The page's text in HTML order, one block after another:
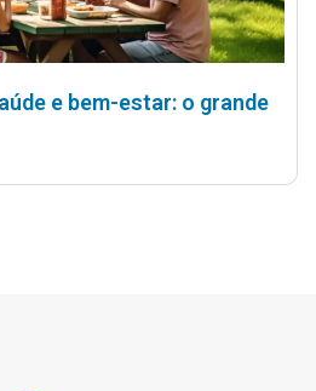
e bem-estar: o grande